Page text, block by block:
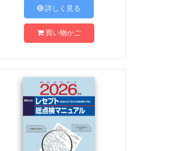
詳しく見る
買い物かご